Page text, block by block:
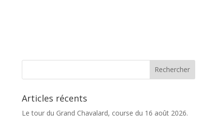
i
v
Articles récents
Le tour du Grand Chavalard, course du 16 août 2026.